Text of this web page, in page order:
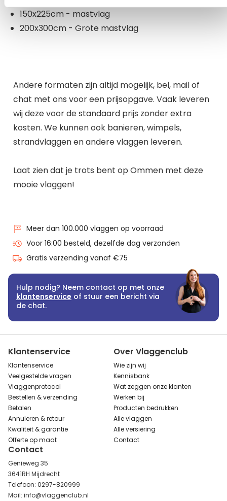
150x225cm - mastvlag
200x300cm - Grote mastvlag
Andere formaten zijn altijd mogelijk, bel, mail of
chat met ons voor een prijsopgave. Vaak leveren
wij deze voor de standaard prijs zonder extra
kosten. We kunnen ook banieren, wimpels,
strandvlaggen en andere vlaggen leveren.
Laat zien dat je trots bent op Ommen met deze
mooie vlaggen!
Meer dan 100.000 vlaggen op voorraad
Voor 16:00 besteld, dezelfde dag verzonden
Gratis verzending vanaf €75
Hulp nodig? Neem contact op met onze
klantenservice of stuur een bericht via
de chat.
Klantenservice
Klantenservice
Veelgestelde vragen
Vlaggenprotocol
Bestellen & verzending
Betalen
Annuleren & retour
Kwaliteit & garantie
Offerte op maat
Over Vlaggenclub
Wie zijn wij
Kennisbank
Wat zeggen onze klanten
Werken bij
Producten bedrukken
Alle vlaggen
Alle versiering
Contact
Contact
Genieweg 35
3641RH Mijdrecht
Telefoon: 0297-820999
Mail: info@vlaggenclub.nl